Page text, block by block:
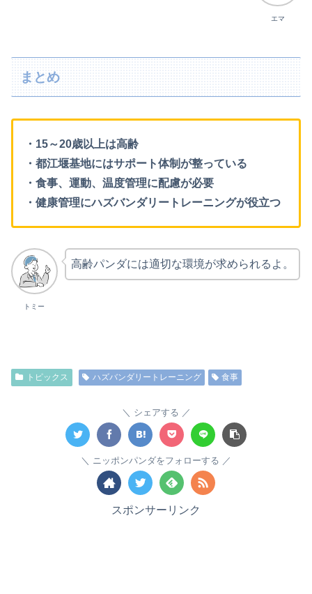
エマ
まとめ
・15～20歳以上は高齢
・都江堰基地にはサポート体制が整っている
・食事、運動、温度管理に配慮が必要
・健康管理にハズバンダリートレーニングが役立つ
トミー
高齢パンダには適切な環境が求められるよ。
トピックス ハズバンダリートレーニング 食事
シェアする
ニッポンパンダをフォローする
スポンサーリンク